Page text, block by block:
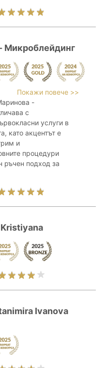
Покажи повече >>
-
с
услуги в
като акцентът е
и
процедури
ръчен подход за
Ivanova